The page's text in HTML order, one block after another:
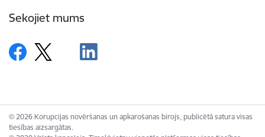
Sekojiet mums
© 2026 Korupcijas novēršanas un apkarošanas birojs, publicētā satura visas
tiesības aizsargātas.